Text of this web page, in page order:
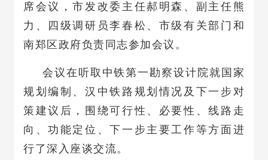
席会议，市发改委主任郝明森、副主任熊
力、四级调研员李春松、市级有关部门和
南郑区政府负责同志参加会议。
会议在听取中铁第一勘察设计院就国家
规划编制、汉中铁路规划情况及下一步对
策建议后，围绕可行性、必要性、线路走
向、功能定位、下一步主要工作等方面进
行了深入座谈交流。